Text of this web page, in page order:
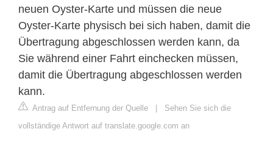
neuen Oyster-Karte und müssen die neue
Oyster-Karte physisch bei sich haben, damit die
Übertragung abgeschlossen werden kann, da
Sie während einer Fahrt einchecken müssen,
damit die Übertragung abgeschlossen werden
kann.
Antrag auf Entfernung der Quelle
Sehen Sie sich die
vollständige Antwort auf translate.google.com an